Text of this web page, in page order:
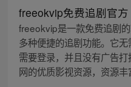
freeokvip免费追剧官方
freeokvip是一款免费追剧
多种便捷的追剧功能。它
需要登录，并且没有广告
网的优质影视资源，资源